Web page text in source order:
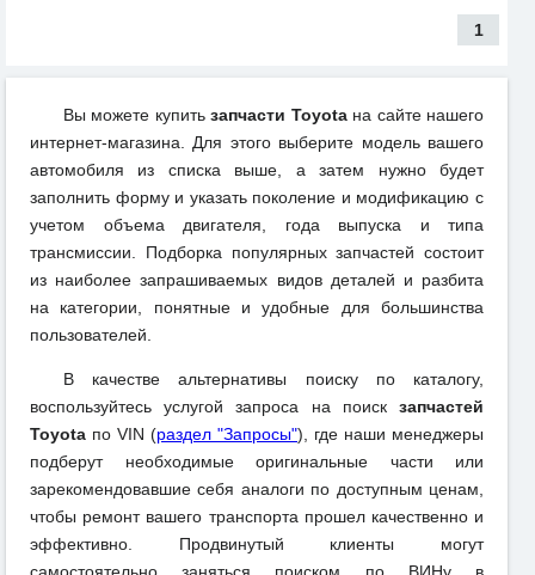
1
Вы можете купитьзапчасти Toyotaна сайте нашего
интернет-магазина. Для этого выберите модель вашего
автомобиля из списка выше, а затем нужно будет
заполнить форму и указать поколение и модификацию с
учетом объема двигателя, года выпуска и типа
трансмиссии. Подборка популярных запчастей состоит
из наиболее запрашиваемых видов деталей и разбита
на категории, понятные и удобные для большинства
пользователей.
В качестве альтернативы поиску по каталогу,
воспользуйтесь услугой запроса на поиск запчастей
Toyota по VIN (раздел "Запросы"), где наши менеджеры
подберут необходимые оригинальные части или
зарекомендовавшие себя аналоги по доступным ценам,
чтобы ремонт вашего транспорта прошел качественно и
эффективно. Продвинутый клиенты могут